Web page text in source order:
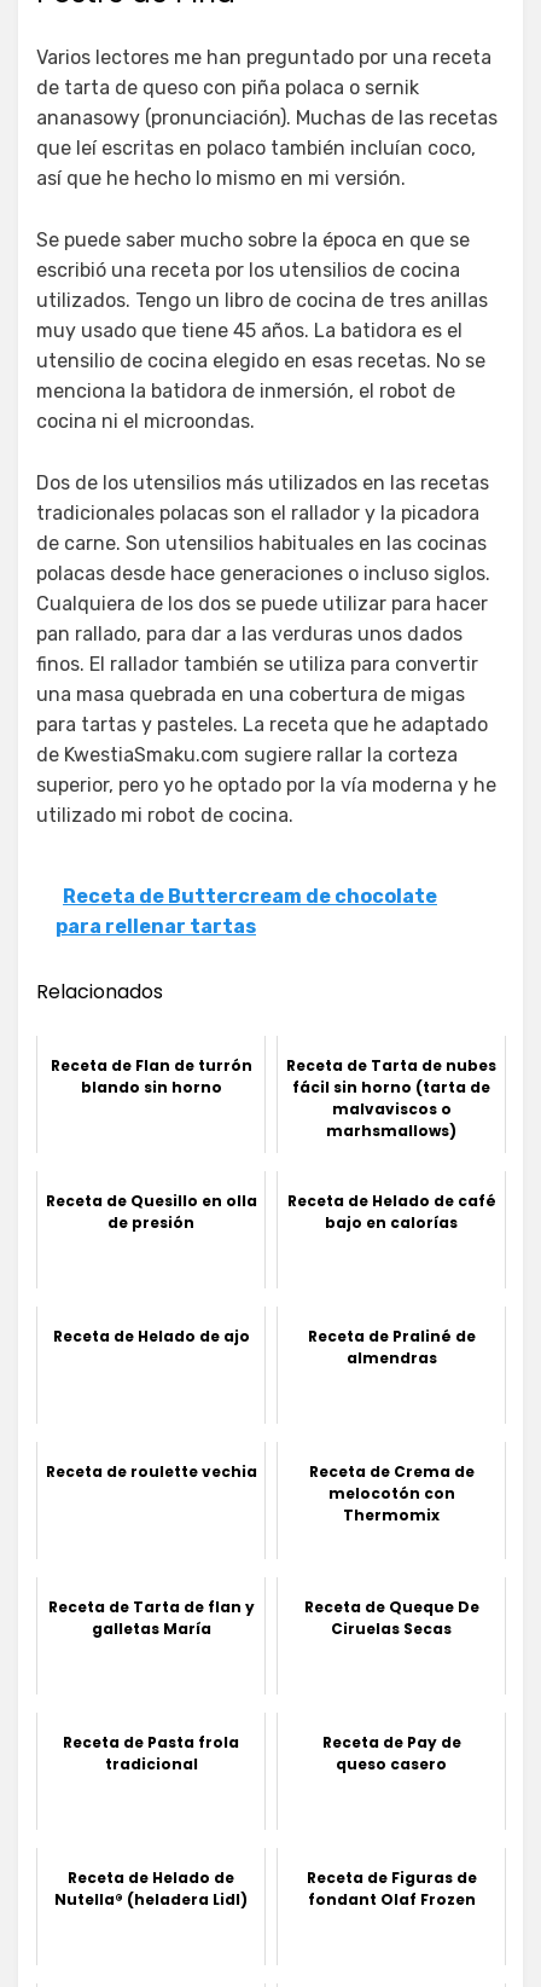
Varios lectores me han preguntado por una receta
de tarta de queso con piña polaca o sernik
ananasowy (pronunciación). Muchas de las recetas
que leí escritas en polaco también incluían coco,
así que he hecho lo mismo en mi versión.
Se puede saber mucho sobre la época en que se
escribió una receta por los utensilios de cocina
utilizados. Tengo un libro de cocina de tres anillas
muy usado que tiene 45 años. La batidora es el
utensilio de cocina elegido en esas recetas. No se
menciona la batidora de inmersión, el robot de
cocina ni el microondas.
Dos de los utensilios más utilizados en las recetas
tradicionales polacas son el rallador y la picadora
de carne. Son utensilios habituales en las cocinas
polacas desde hace generaciones o incluso siglos.
Cualquiera de los dos se puede utilizar para hacer
pan rallado, para dar a las verduras unos dados
finos. El rallador también se utiliza para convertir
una masa quebrada en una cobertura de migas
para tartas y pasteles. La receta que he adaptado
de KwestiaSmaku.com sugiere rallar la corteza
superior, pero yo he optado por la vía moderna y he
utilizado mi robot de cocina.
Receta de Buttercream de chocolate
para rellenar tartas
Relacionados
Receta de Flan de turrón
blando sin horno
Receta de Tarta de nubes
fácil sin horno (tarta de
malvaviscos o
marhsmallows)
Receta de Quesillo en olla
de presión
Receta de Helado de café
bajo en calorías
Receta de Helado de ajo
Receta de Praliné de
almendras
Receta de roulette vechia
Receta de Crema de
melocotón con
Thermomix
Receta de Tarta de flan y
galletas María
Receta de Queque De
Ciruelas Secas
Receta de Pasta frola
tradicional
Receta de Pay de
queso casero
Receta de Helado de
Nutella® (heladera Lidl)
Receta de Figuras de
fondant Olaf Frozen